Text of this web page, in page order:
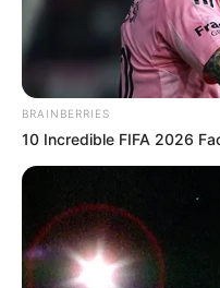
BRAINBERRIES
10 Incredible FIFA 2026